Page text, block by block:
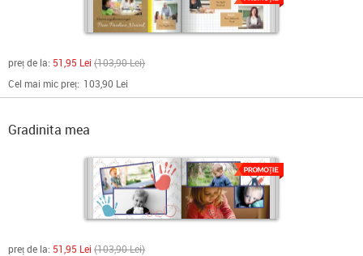
preț de la: 51,95 Lei 103,90 Lei
Cel mai mic preț: 103,90 Lei
Gradinita mea
preț de la: 51,95 Lei 103,90 Lei